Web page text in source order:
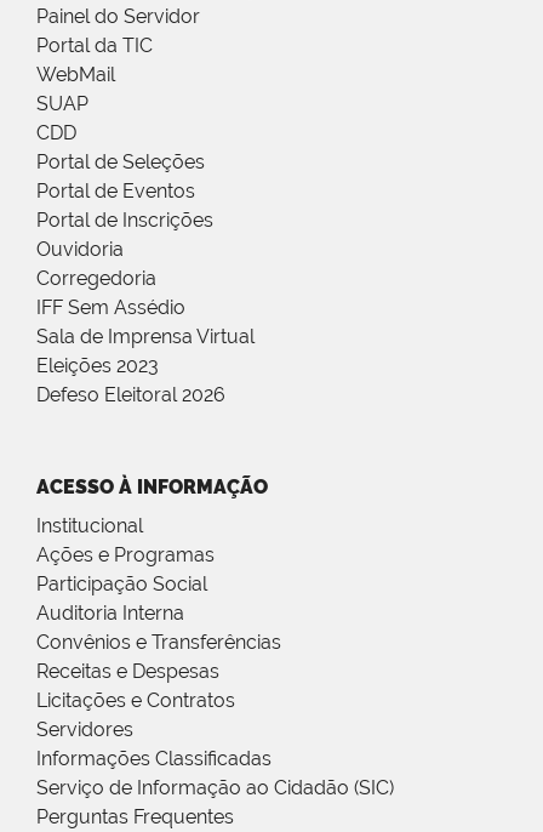
Painel do Servidor
Portal da TIC
WebMail
SUAP
CDD
Portal de Seleções
Portal de Eventos
Portal de Inscrições
Ouvidoria
Corregedoria
IFF Sem Assédio
Sala de Imprensa Virtual
Eleições 2023
Defeso Eleitoral 2026
ACESSO À INFORMAÇÃO
Institucional
Ações e Programas
Participação Social
Auditoria Interna
Convênios e Transferências
Receitas e Despesas
Licitações e Contratos
Servidores
Informações Classificadas
Serviço de Informação ao Cidadão (SIC)
Perguntas Frequentes